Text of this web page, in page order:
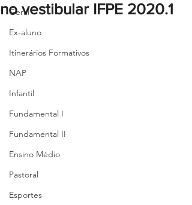
Geral
Ex-aluno
Itinerários Formativos
NAP
Infantil
Fundamental I
Fundamental II
Ensino Médio
Pastoral
Esportes
no vestibular IFPE 2020.1